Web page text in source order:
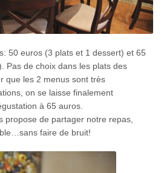
50 euros (3 plats et 1 dessert) et 65
Pas de choix dans les plats des
que les 2 menus sont très
on se laisse finalement
à 65 auros.
propose de partager notre repas,
faire de bruit!